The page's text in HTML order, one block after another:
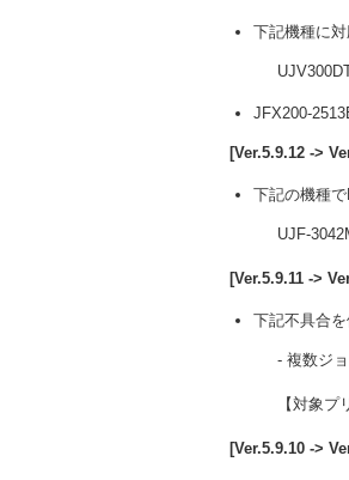
下記機種に対
JFX200-
[Ver.5.9.12 ->
下記の機種で
UJF-
[Ver.5.9.11 ->
下記不具合を
- 複数ジ
【対象
[Ver.5.9.10 ->